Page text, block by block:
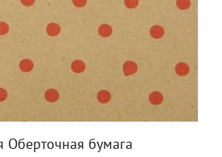
Оберточная бумага